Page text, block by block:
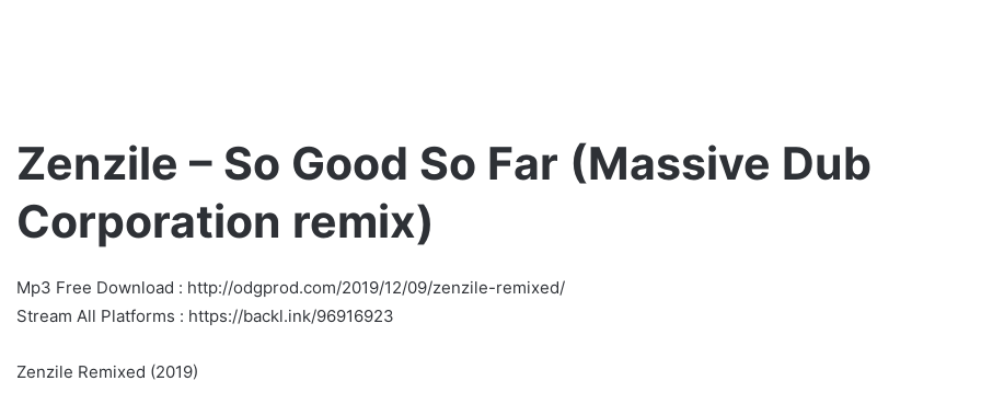
Zenzile – So Good So Far (Massive Dub
Corporation remix)
Mp3 Free Download : http://odgprod.com/2019/12/09/zenzile-remixed/
Stream All Platforms : https://backl.ink/96916923
Zenzile Remixed (2019)
TEDE
/
prod.
[LIVE